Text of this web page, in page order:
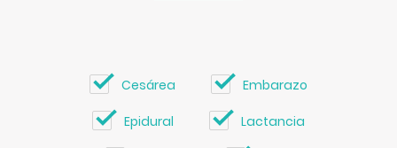
Cesárea Embarazo
Epidural Lactancia